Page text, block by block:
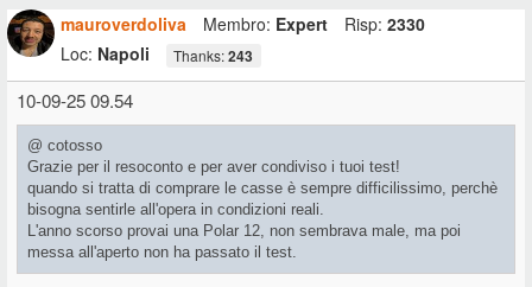
mauroverdoliva Membro: Expert Risp: 2330
Loc: Napoli Thanks:243
10-09-25 09.54
@ cotosso
Grazie per il resoconto e per aver condiviso i tuoi test!
quando si tratta di comprare le casse è sempre difficilissimo, perchè
bisogna sentirle all'opera in condizioni reali.
L'anno scorso provai una Polar 12, non sembrava male, ma poi
messa all'aperto non ha passato il test.